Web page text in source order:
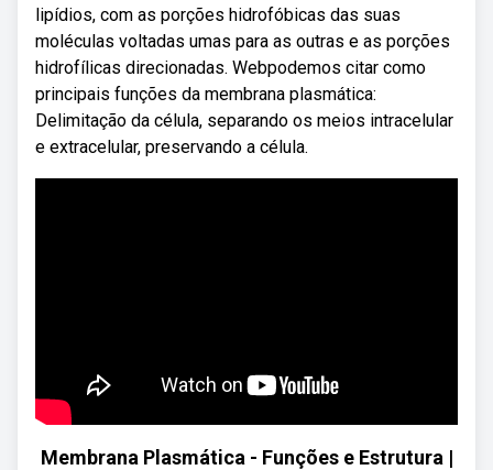
lipídios, com as porções hidrofóbicas das suas
moléculas voltadas umas para as outras e as porções
hidrofílicas direcionadas. Webpodemos citar como
principais funções da membrana plasmática:
Delimitação da célula, separando os meios intracelular
e extracelular, preservando a célula.
Membrana Plasmática - Funções e Estrutura |